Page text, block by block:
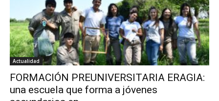
Actualidad
FORMACIÓN PREUNIVERSITARIA ERAGIA:
una escuela que forma a jóvenes